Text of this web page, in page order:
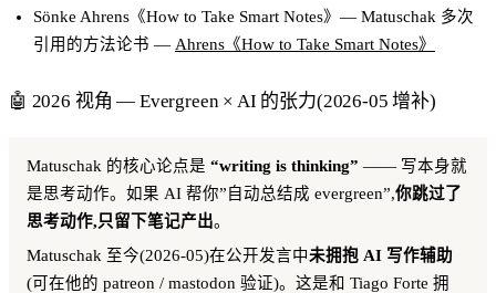
Sönke Ahrens《How to Take Smart Notes》— Matuschak 多次
引用的方法论书 — Ahrens《How to Take Smart Notes》
🤖 2026 视角 — Evergreen × AI 的张力(2026-05 增补)
Matuschak 的核心论点是 “writing is thinking” —— 写本身就
是思考动作。如果 AI 帮你”自动总结成 evergreen”,你跳过了
思考动作,只留下笔记产出。
Matuschak 至今(2026-05)在公开发言中未拥抱 AI 写作辅助
(可在他的 patreon / mastodon 验证)。这是和 Tiago Forte 拥